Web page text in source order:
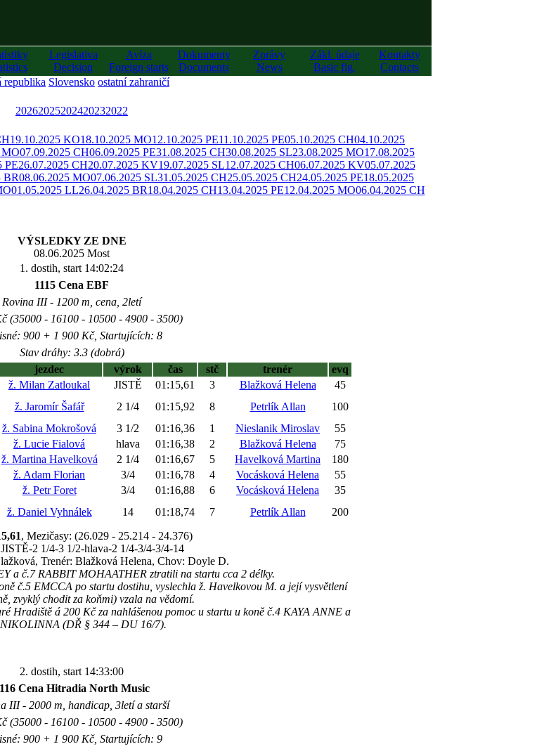
Legislativa
Decision
Avíza
Foreign starts
Dokumenty
Documents
Zprávy
News
Zákl. údaje
Basic fig.
Kontakty
Contacts
republika Slovensko ostatní zahraničí
20262025202420232022
19.10.2025 KO18.10.2025 MO12.10.2025 PE11.10.2025 PE05.10.2025 CH04.10.2025
MO07.09.2025 CH06.09.2025 PE31.08.2025 CH30.08.2025 SL23.08.2025 MO17.08.2025
PE26.07.2025 CH20.07.2025 KV19.07.2025 SL12.07.2025 CH06.07.2025 KV05.07.2025
BR08.06.2025 MO07.06.2025 SL31.05.2025 CH25.05.2025 CH24.05.2025 PE18.05.2025
01.05.2025 LL26.04.2025 BR18.04.2025 CH13.04.2025 PE12.04.2025 MO06.04.2025 CH
VÝSLEDKY ZE DNE
08.06.2025 Most
1. dostih, start 14:02:24
1115 Cena EBF
Rovina III - 1200 m, cena, 2letí
(35000 - 16100 - 10500 - 4900 - 3500)
900 + 1 900 Kč, Startujících: 8
Stav dráhy: 3.3 (dobrá)
jezdec výrok čas stč trenér
evq
ž. Milan Zatloukal JISTĚ 01:15,61 3 Blažková Helena
45
ž. Jaromír Šafář 2 1/4 01:15,92 8 Petrlík Allan
100
ž. Sabina Mokrošová 3 1/2 01:16,36 1 Nieslanik Miroslav
55
ž. Lucie Fialová hlava 01:16,38 2 Blažková Helena
75
ž. Martina Havelková 2 1/4 01:16,67 5 Havelková Martina
180
ž. Adam Florian 3/4 01:16,78 4 Vocásková Helena
55
ž. Petr Foret 3/4 01:16,88 6 Vocásková Helena
35
ž. Daniel Vyhnálek 14 01:18,74 7 Petrlík Allan
200
, Mezičasy: (26.029 - 25.214 - 24.376)
2 1/4-3 1/2-hlava-2 1/4-3/4-3/4-14
Trenér: Blažková Helena, Chov: Doyle D.
a č.7 RABBIT MOHAATHER ztratili na startu cca 2 délky.
č.5 EMCCA po startu dostihu, vyslechla ž. Havelkovou M. a její vysvětlení
zvyklý chodit za koňmi) vzala na vědomí.
Hradiště á 200 Kč za nahlášenou pomoc u startu u koně č.4 KAYA ANNE a
(DŘ § 344 – DU 16/7).
2. dostih, start 14:33:00
Cena Hitradia North Music
III - 2000 m, handicap, 3letí a starší
(35000 - 16100 - 10500 - 4900 - 3500)
900 + 1 900 Kč, Startujících: 9